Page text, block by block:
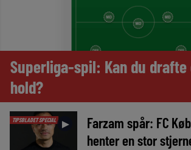
Superliga-spil: Kan du
hold?
TIPSBLADET SPECIAL ►
Farzam spår: FC
henter en stor